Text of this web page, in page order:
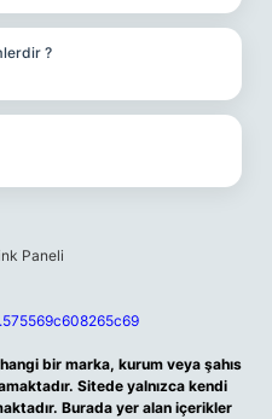
?
bir marka, kurum veya şahıs
Sitede yalnızca kendi
Burada yer alan içerikler